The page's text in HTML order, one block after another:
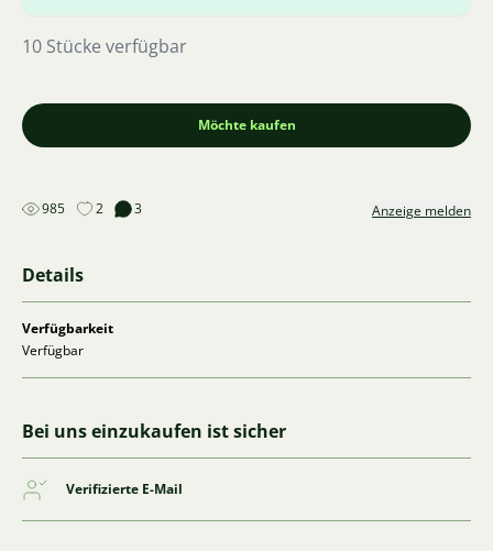
10 Stücke verfügbar
Möchte kaufen
985 2 3 Anzeige melden
Details
Verfügbarkeit
Verfügbar
Bei uns einzukaufen ist sicher
Verifizierte E-Mail